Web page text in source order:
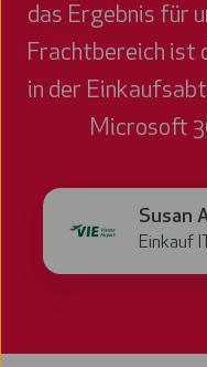
das Ergebnis für
Frachtbereich ist
in der
Microsoft
Susan
Einkauf